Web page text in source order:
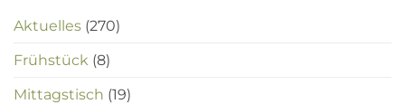
Aktuelles (270)
Frühstück (8)
Mittagstisch (19)